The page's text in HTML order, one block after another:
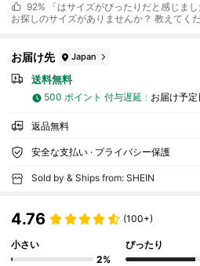
92% 「はサイズがぴったりだと感じまし
お探しのサイズがありませんか？ 教えてく
お届け先 Japan
送料無料
500 ポイント 付与遅延 お届け予定
返品無料
安全な支払い · プライバシー保護
Sold by & Ships from: SHEIN
4.76 (100+)
小さい
2%
ぴったり